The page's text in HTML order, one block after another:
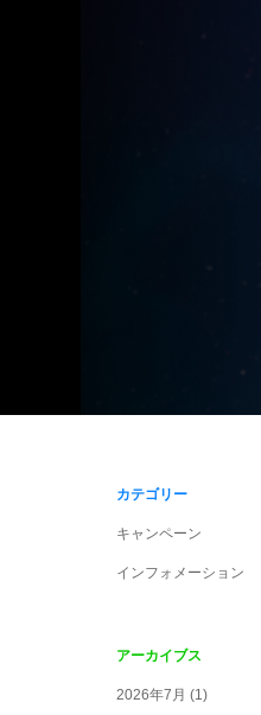
カテゴリー
キャンペーン
インフォメーション
アーカイブス
2026年7月 (1)